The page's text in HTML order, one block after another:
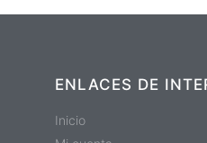
ENLACES DE
Inicio